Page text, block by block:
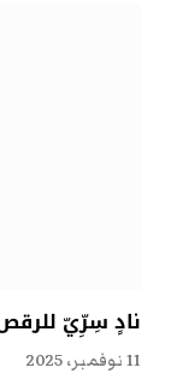
نادٍ سِرِّيّ
11 نوفمبر، 2025